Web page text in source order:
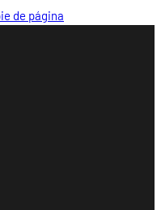
de página